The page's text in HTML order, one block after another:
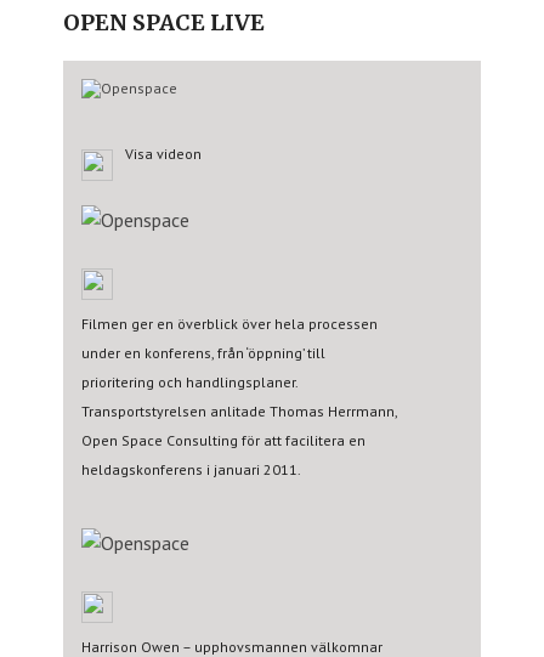
OPEN SPACE LIVE
Visa videon
Filmen ger en överblick över hela processen
under en konferens, från ‘öppning’ till
prioritering och handlingsplaner.
Transportstyrelsen anlitade Thomas Herrmann,
Open Space Consulting för att facilitera en
heldagskonferens i januari 2011.
Harrison Owen – upphovsmannen välkomnar